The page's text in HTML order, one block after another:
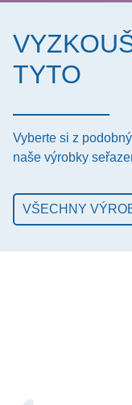
TYTO
Vyberte si z
naše výrobky
VŠECHNY